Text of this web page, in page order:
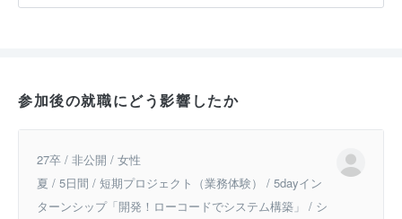
参加後の就職にどう影響したか
27卒 / 非公開 / 女性
夏 / 5日間 / 短期プロジェクト（業務体験） / 5dayイン
ターンシップ「開発！ローコードでシステム構築」 / シ